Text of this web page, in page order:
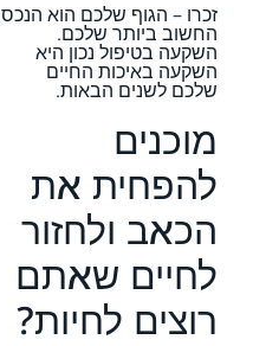
זכרו – הגוף שלכם הוא הנכס
החשוב ביותר שלכם.
השקעה בטיפול נכון היא
השקעה באיכות החיים
שלכם לשנים הבאות.
מוכנים
להפחית את
הכאב ולחזור
לחיים שאתם
רוצים לחיות?